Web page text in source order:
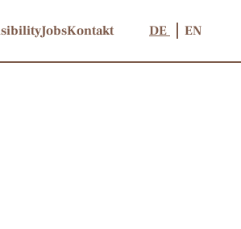
JobsKontakt DE EN